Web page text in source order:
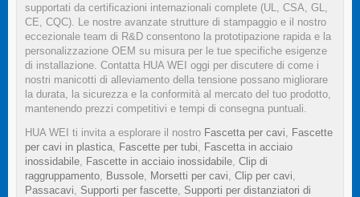
supportati da certificazioni internazionali complete (UL, CSA, GL,
CE, CQC). Le nostre avanzate strutture di stampaggio e il nostro
eccezionale team di R&D consentono la prototipazione rapida e la
personalizzazione OEM su misura per le tue specifiche esigenze
di installazione. Contatta HUA WEI oggi per discutere di come i
nostri manicotti di alleviamento della tensione possano migliorare
la durata, la sicurezza e la conformità al mercato del tuo prodotto,
mantenendo prezzi competitivi e tempi di consegna puntuali.
HUA WEI ti invita a esplorare il nostro Fascetta per cavi
Fascette
per cavi in plastica Fascette per tubi
Fascetta in acciaio
inossidabile Fascette in acciaio inossidabile Clip di
raggruppamento Bussole Morsetti per cavi Clip per cavi
Passacavi
Supporti per fascette Supporti per distanziatori di